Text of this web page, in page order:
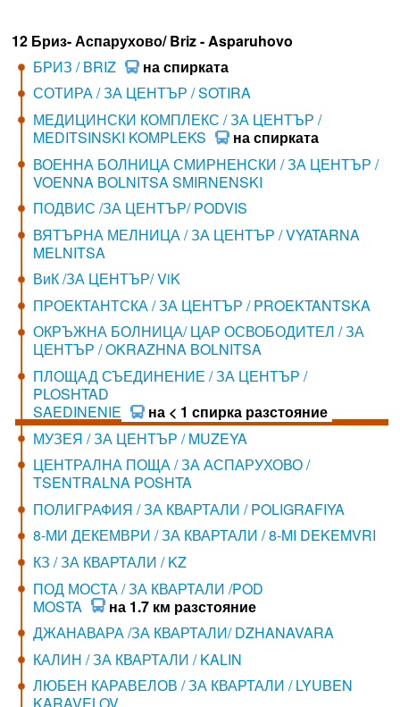
12 Бриз- Аспарухово/ Briz - Asparuhovo
БРИЗ / BRIZ
на спирката
СОТИРА / ЗА ЦЕНТЪР / SOTIRA
МЕДИЦИНСКИ КОМПЛЕКС / ЗА ЦЕНТЪР /
MEDITSINSKI KOMPLEKS
на спирката
ВОЕННА БОЛНИЦА СМИРНЕНСКИ / ЗА ЦЕНТЪР /
VOENNA BOLNITSA SMIRNENSKI
ПОДВИС /ЗА ЦЕНТЪР/ PODVIS
ВЯТЪРНА МЕЛНИЦА / ЗА ЦЕНТЪР / VYATARNA
MELNITSA
ВиК /ЗА ЦЕНТЪР/ ViK
ПРОЕКТАНТСКА / ЗА ЦЕНТЪР / PROEKTANTSKA
ОКРЪЖНА БОЛНИЦА/ ЦАР ОСВОБОДИТЕЛ / ЗА
ЦЕНТЪР / OKRAZHNA BOLNITSA
ПЛОЩАД СЪЕДИНЕНИЕ / ЗА ЦЕНТЪР /
PLOSHTAD
SAEDINENIE
на < 1 спирка разстояние
МУЗЕЯ / ЗА ЦЕНТЪР / MUZEYA
ЦЕНТРАЛНА ПОЩА / ЗА АСПАРУХОВО /
TSENTRALNA POSHTA
ПОЛИГРАФИЯ / ЗА КВАРТАЛИ / POLIGRAFIYA
8-МИ ДЕКЕМВРИ / ЗА КВАРТАЛИ / 8-MI DEKEMVRI
КЗ / ЗА КВАРТАЛИ / KZ
ПОД МОСТА / ЗА КВАРТАЛИ /POD
MOSTA
на 1.7 км разстояние
ДЖАНАВАРА /ЗА КВАРТАЛИ/ DZHANAVARA
КАЛИН / ЗА КВАРТАЛИ / KALIN
ЛЮБЕН КАРАВЕЛОВ / ЗА КВАРТАЛИ / LYUBEN